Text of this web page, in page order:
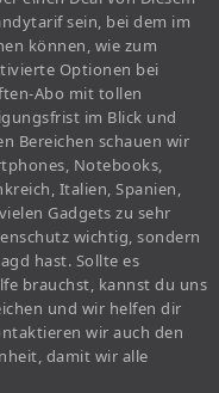
sein, bei dem im
können, wie zum
Optionen bei
Abo mit tollen
im Blick und
Bereichen schauen wir
Notebooks,
Italien, Spanien,
Gadgets zu sehr
wichtig, sondern
hast. Sollte es
brauchst, kannst du uns
und wir helfen dir
wir auch den
damit wir alle